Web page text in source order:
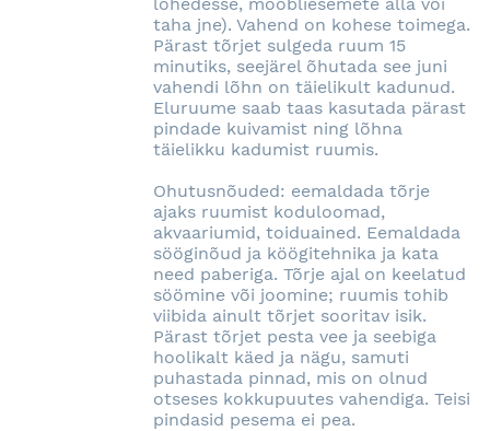
taha jne). Vahend on kohese toimega.
Pärast tõrjet sulgeda ruum 15
minutiks, seejärel õhutada see juni
vahendi lõhn on täielikult kadunud.
Eluruume saab taas kasutada pärast
pindade kuivamist ning lõhna
täielikku kadumist ruumis.
Ohutusnõuded: eemaldada tõrje
ajaks ruumist koduloomad,
akvaariumid, toiduained. Eemaldada
sööginõud ja köögitehnika ja kata
need paberiga. Tõrje ajal on keelatud
söömine või joomine; ruumis tohib
viibida ainult tõrjet sooritav isik.
Pärast tõrjet pesta vee ja seebiga
hoolikalt käed ja nägu, samuti
puhastada pinnad, mis on olnud
otseses kokkupuutes vahendiga. Teisi
pindasid pesema ei pea.